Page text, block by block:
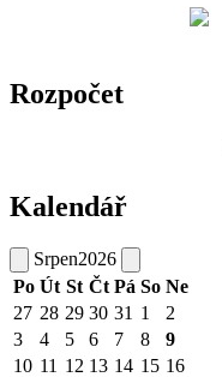
Rozpočet
Kalendář
Srpen2026
Po Út St Čt Pá So Ne
27 28 29 30 31 1
2
3
4 5 6 7 8
9
10 11 12 13 14 15 16